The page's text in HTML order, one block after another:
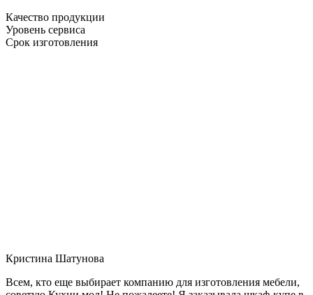
Качество продукции
Уровень сервиса
Срок изготовления
Кристина Шатунова
Всем, кто еще выбирает компанию для изготовления мебели,